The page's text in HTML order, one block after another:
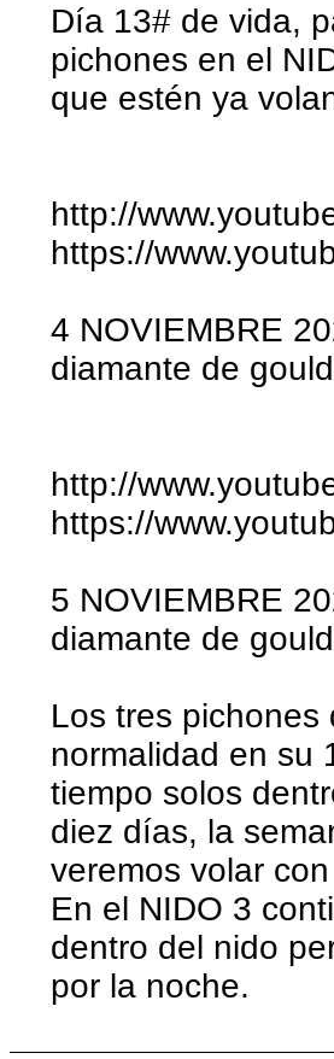
Día 13# de vida,
pichones en el
que estén ya
http://
https://
4 NOVIEMBRE
diamante de
http://
https://
5 NOVIEMBRE
diamante de
Los tres pichones
normalidad en su
tiempo solos
diez días, la
veremos volar
En el NIDO 3
dentro del nido
por la noche.